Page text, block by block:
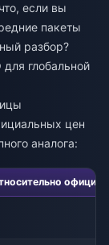
если вы
пакеты
разбор?
глобальной
цен
аналога: